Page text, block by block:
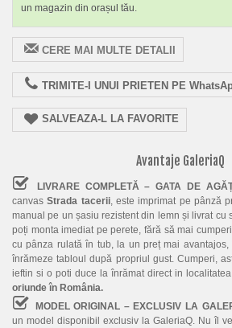
un magazin din orașul tău.
CERE MAI MULTE DETALII
TRIMITE-I UNUI PRIETEN PE
SALVEAZA-L LA FAVORITE
Avantaje GaleriaQ
LIVRARE COMPLETĂ – GATA DE
canvasStrada tacerii, este imprimat pe pânză
manual pe un șasiu rezistent din lemn și livrat cu
poți monta imediat pe perete, fără să mai
cu pânza rulată în tub, la un preț mai
înrămeze tabloul după propriul gust. Cumperi,
ieftin si o poti duce la înrămat direct in
oriunde în România.
MODEL ORIGINAL – EXCLUSIV LA
un model disponibil exclusiv la GaleriaQ. Nu îl